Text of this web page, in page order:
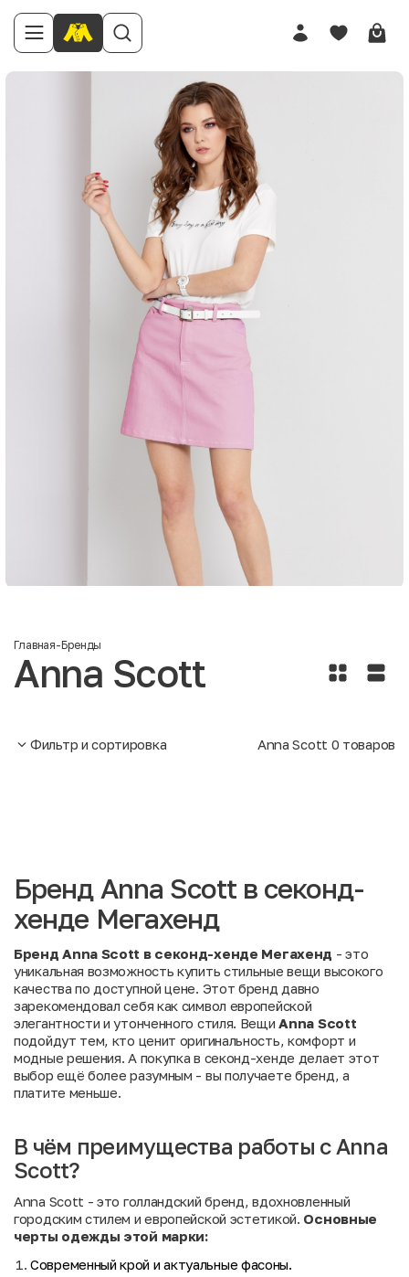
Главная-Бренды
Anna Scott
Фильтр и сортировка Anna Scott 0 товаров
Бренд Anna Scott в секонд-
хенде Мегахенд
Бренд Anna Scott в секонд-хенде Мегахенд - это
уникальная возможность купить стильные вещи высокого
качества по доступной цене. Этот бренд давно
зарекомендовал себя как символ европейской
элегантности и утонченного стиля. Вещи Anna Scott
подойдут тем, кто ценит оригинальность, комфорт и
модные решения. А покупка в секонд-хенде делает этот
выбор ещё более разумным - вы получаете бренд, а
платите меньше.
В чём преимущества работы с Anna
Scott?
Anna Scott - это голландский бренд, вдохновленный
городским стилем и европейской эстетикой. Основные
черты одежды этой марки:
Современный крой и актуальные фасоны.